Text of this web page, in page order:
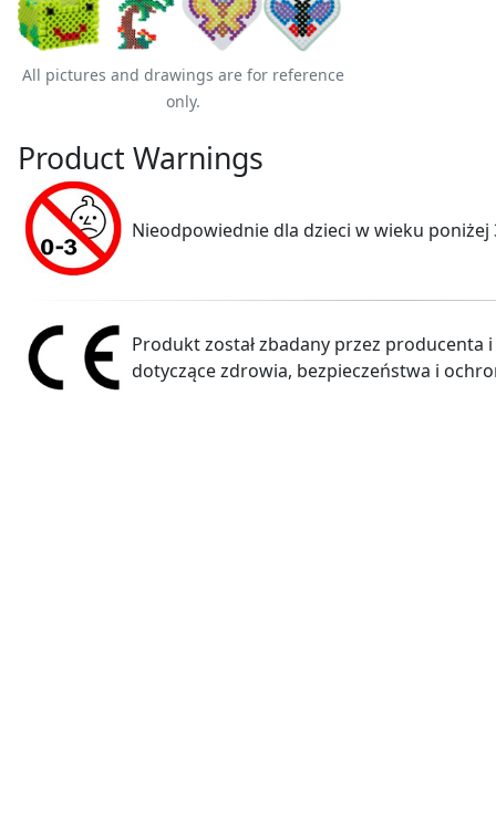
All pictures and drawings are for reference
only.
Product Warnings
Nieodpowiednie dla dzieci w wieku poniżej
Produkt został zbadany przez producenta
dotyczące zdrowia, bezpieczeństwa i